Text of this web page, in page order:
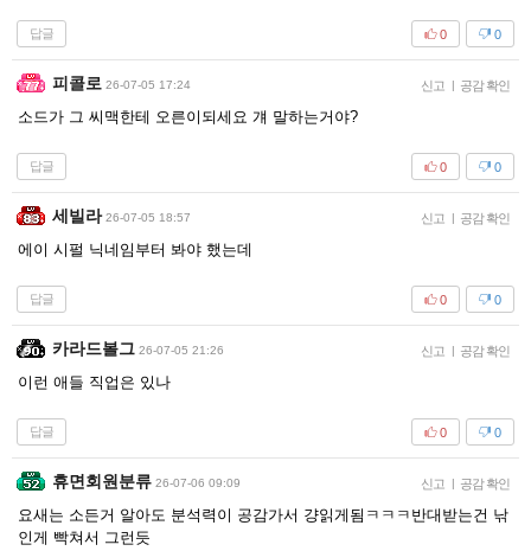
답글 0
0
피콜로 26-07-05 17:24 신고 | 공감 확인
소드가 그 씨맥한테 오른이되세요 걔 말하는거야?
답글 0
0
세빌라 26-07-05 18:57 신고 | 공감 확인
에이 시펄 닉네임부터 봐야 했는데
답글 0
0
카라드볼그 26-07-05 21:26 신고 | 공감 확인
이런 애들 직업은 있나
답글 0
0
휴면회원분류 26-07-06 09:09 신고 | 공감 확인
요새는 소든거 알아도 분석력이 공감가서 걍읽게됨ㅋㅋㅋ반대받는건 낚
인게 빡쳐서 그런듯